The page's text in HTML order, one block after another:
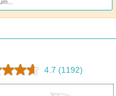
4.7 (1192)